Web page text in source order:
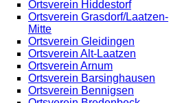
Ortsverein Hiddestorf
Ortsverein Grasdorf/Laatzen-
Mitte
Ortsverein Gleidingen
Ortsverein Alt-Laatzen
Ortsverein Arnum
Ortsverein Barsinghausen
Ortsverein Bennigsen